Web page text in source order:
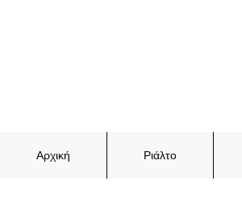
Αρχική Ριάλτο